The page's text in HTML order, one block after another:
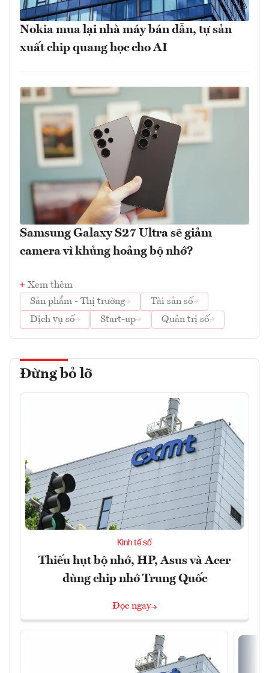
Nokia mua lại nhà máy bán dẫn, tự sản
xuất chip quang học cho AI
Samsung Galaxy S27 Ultra sẽ giảm
camera vì khủng hoảng bộ nhớ?
Xem thêm
Sản phẩm - Thị trường
Tài sản số
Dịch vụ số
Start-up Quản trị số
Đừng bỏ lỡ
Kinh tế số
Thiếu hụt bộ nhớ, HP, Asus và Acer
dùng chip nhớ Trung Quốc
Đọc ngay